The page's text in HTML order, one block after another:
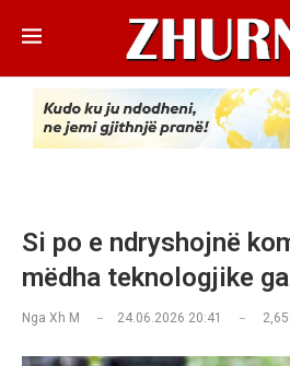
Si po e ndryshojnë
mëdha teknologjike
Nga Xh M 24.06.2026 20:41